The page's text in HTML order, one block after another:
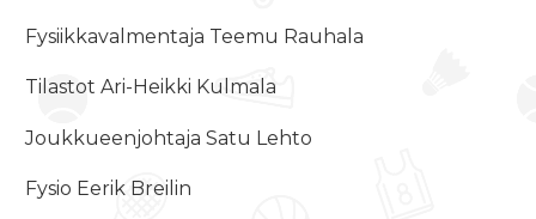
Fysiikkavalmentaja Teemu Rauhala
Tilastot Ari-Heikki Kulmala
Joukkueenjohtaja Satu Lehto
Fysio Eerik Breilin